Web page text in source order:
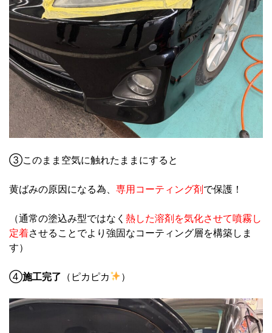
③このまま空気に触れたままにすると
黄ばみの原因になる為、 専用コーティング剤で保護！
（通常の塗込み型ではなく 熱した溶剤を気化させて噴霧し
定着させることでより強固なコーティング層を構築しま
す）
④施工完了 （ピカピカ ）